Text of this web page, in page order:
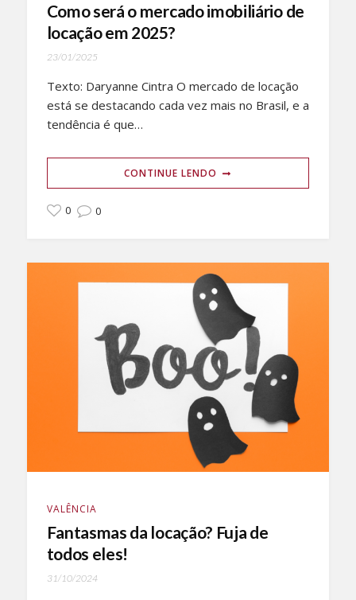
Como será o mercado imobiliário de
locação em 2025?
23/01/2025
Texto: Daryanne Cintra O mercado de locação
está se destacando cada vez mais no Brasil, e a
tendência é que…
CONTINUE LENDO
0 0
VALÊNCIA
Fantasmas da locação? Fuja de
todos eles!
31/10/2024